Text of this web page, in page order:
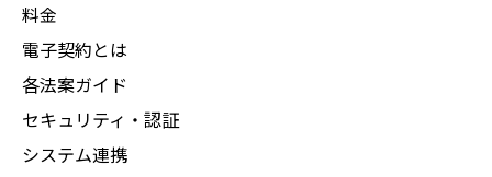
料金
電子契約とは
各法案ガイド
セキュリティ・認証
システム連携